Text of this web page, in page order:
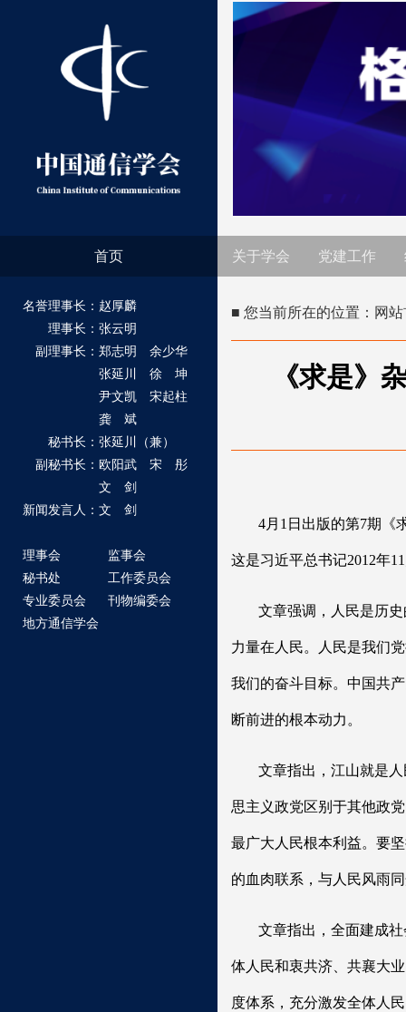
首页 关于学会 党建工作
名誉理事长：赵厚麟
理事长：张云明
副理事长：郑志明 余少华
张延川 徐 坤
尹文凯 宋起柱
龚 斌
秘书长：张延川（兼）
副秘书长：欧阳武 宋 彤
文 剑
新闻发言人：文 剑
理事会
监事会
秘书处
工作委员会
专业委员会
刊物编委会
地方通信学会
■ 您当前所在的位置： 网
《求是》
4月1日出版的第7期《
这是习近平总书记2012年
文章强调，人民是历
力量在人民。人民是我们
我们的奋斗目标。中国共
断前进的根本动力。
文章指出，江山就是
思主义政党区别于其他政
最广大人民根本利益。要
的血肉联系，与人民风雨
文章指出，全面建成
体人民和衷共济、共襄大
度体系，充分激发全体人